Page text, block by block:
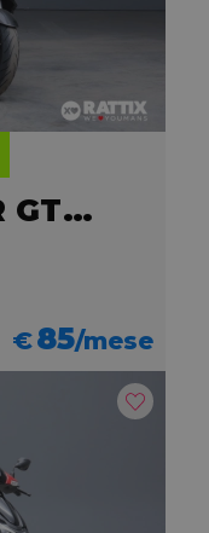
WOTTAN MOTOR GT2 300
€85/mese